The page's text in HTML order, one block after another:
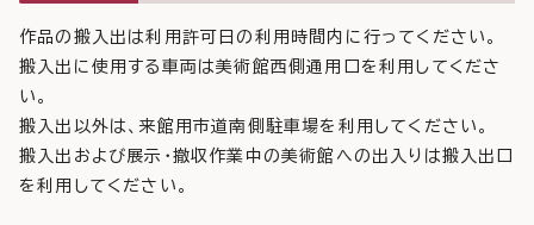
作品の搬入出は利用許可日の利用時間内に行ってください。
搬入出に使用する車両は美術館西側通用口を利用してくださ
い。
搬入出以外は、来館用市道南側駐車場を利用してください。
搬入出および展示・撤収作業中の美術館への出入りは搬入出口
を利用してください。